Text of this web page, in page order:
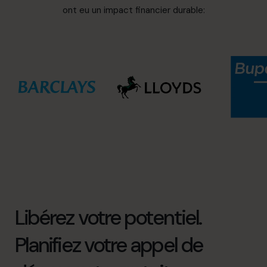
ont eu un impact financier durable:
Libérez votre potentiel.
Planifiez votre appel de